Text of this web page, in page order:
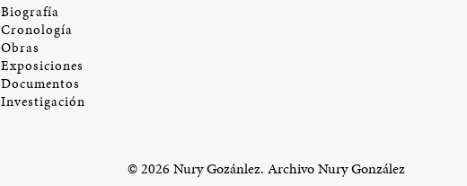
Biografía
Cronología
Obras
Exposiciones
Documentos
Investigación
© 2026 Nury Gozánlez. Archivo Nury González